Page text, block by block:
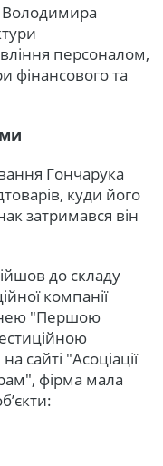
Володимира
персоналом,
фінансового та
Гончарука
куди його
затримався він
до складу
компанії
нею "Першою
сайті "Асоціації
фірма мала